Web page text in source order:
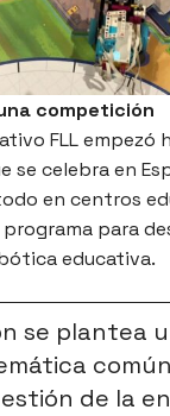
competición
FLL empezó
se celebra en
en centros
para
educativa.
se plantea
de la